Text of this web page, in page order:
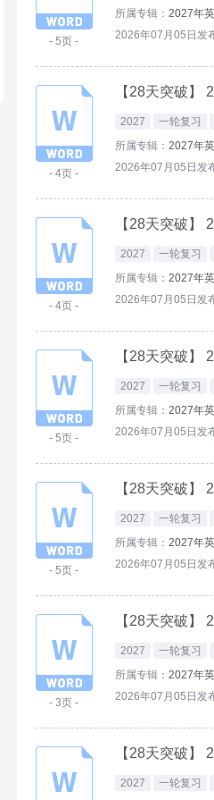
- 5页 -
所属专辑： 2027年
2026年07月05日发
- 4页 -
2027 一轮复习
所属专辑： 2027年
2026年07月05日发
- 4页 -
2027 一轮复习
所属专辑： 2027年
2026年07月05日发
- 5页 -
2027 一轮复习
所属专辑： 2027年
2026年07月05日发
- 5页 -
2027 一轮复习
所属专辑： 2027年
2026年07月05日发
- 3页 -
2027 一轮复习
所属专辑： 2027年
2026年07月05日发
2027 一轮复习